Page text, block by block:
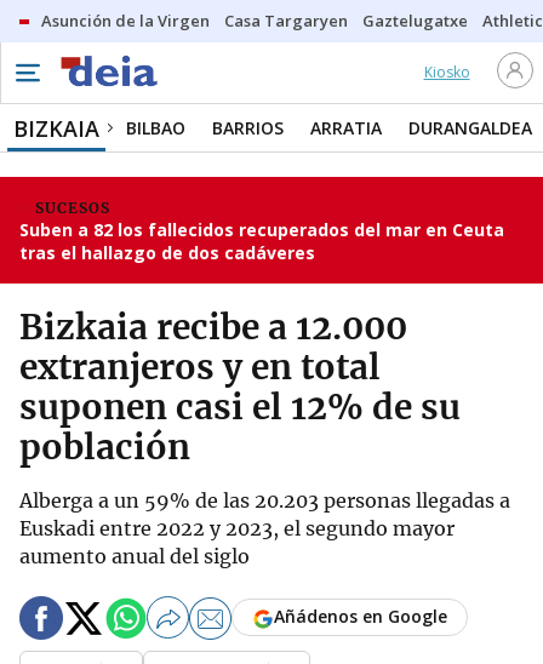
Asunción de la Virgen Casa Targaryen Gaztelugatxe Athletic
Kiosko
BIZKAIA BILBAO BARRIOS ARRATIA DURANGALDEA
SUCESOS
Suben a 82 los fallecidos recuperados del mar en Ceuta
tras el hallazgo de dos cadáveres
Bizkaia recibe a 12.000
extranjeros y en total
suponen casi el 12% de su
población
Alberga a un 59% de las 20.203 personas llegadas a
Euskadi entre 2022 y 2023, el segundo mayor
aumento anual del siglo
Añádenos en Google